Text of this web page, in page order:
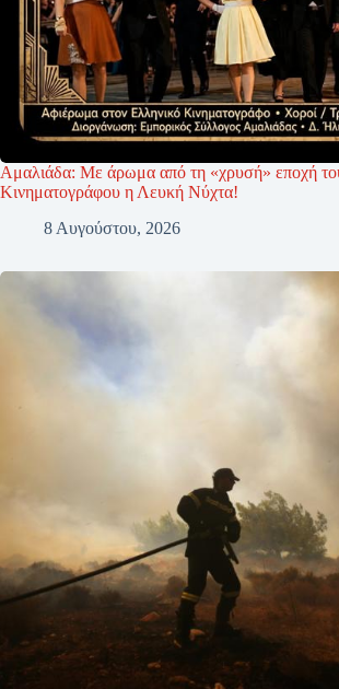
Αμαλιάδα: Με άρωμα από τη «χρυσή» εποχή
Κινηματογράφου η Λευκή Νύχτα!
8 Αυγούστου, 2026